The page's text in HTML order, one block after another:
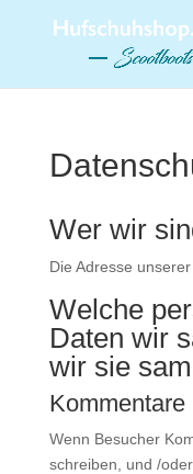
Wer wir
Die Adresse
Welche
Daten wir
wir sie
Kommentare
Wenn Besucher
schreiben, und /